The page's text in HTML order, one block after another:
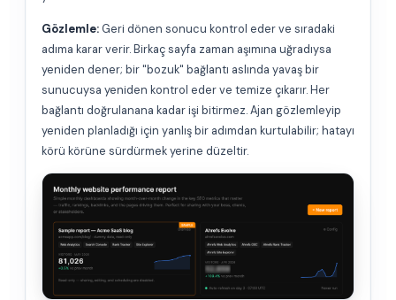
Gözlemle:Geri dönen sonucu kontrol eder ve sıradaki
adıma karar verir. Birkaç sayfa zaman aşımına uğradıysa
yeniden dener; bir "bozuk" bağlantı aslında yavaş bir
sunucuysa yeniden kontrol eder ve temize çıkarır. Her
bağlantı doğrulanana kadar işi bitirmez. Ajan gözlemleyip
yeniden planladığı için yanlış bir adımdan kurtulabilir; hatayı
körü körüne sürdürmek yerine düzeltir.